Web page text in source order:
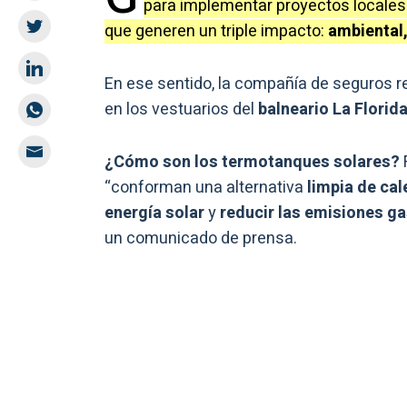
para implementar proyectos
que generen un triple impacto:
En ese sentido, la compañía de seguros
en los vestuarios del balneario La
¿Cómo son los termotanques solares?
“conforman una alternativa limpia de
energía solaryreducir las emisiones
un comunicado de prensa.